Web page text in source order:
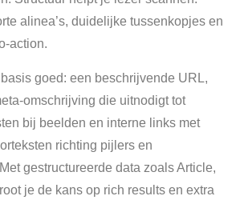
alinea’s, duidelijke tussenkopjes en
action.
goed: een beschrijvende URL,
omschrijving die uitnodigt tot
bij beelden en interne links met
richting pijlers en
gestructureerde data zoals Article,
je de kans op rich results en extra